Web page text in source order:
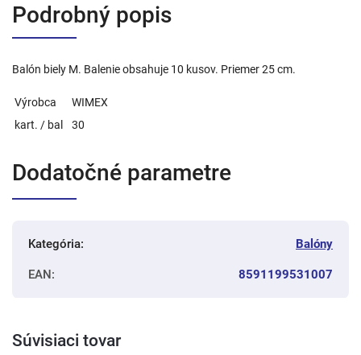
Podrobný popis
Balón biely M. Balenie obsahuje 10 kusov. Priemer 25 cm.
Výrobca
WIMEX
kart. / bal
30
Dodatočné parametre
Kategória: Balóny
EAN: 8591199531007
Súvisiaci tovar